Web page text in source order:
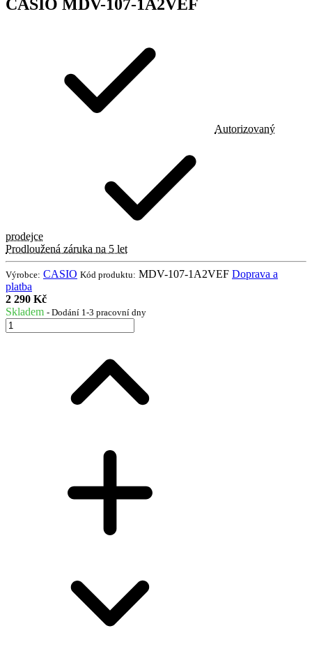
CASIO MDV-107-1A2VEF
Autorizovaný
prodejce
Prodloužená záruka na 5 let
Výrobce: CASIO Kód produktu: MDV-107-1A2VEF Doprava a
platba
2 290 Kč
Skladem - Dodání 1-3 pracovní dny